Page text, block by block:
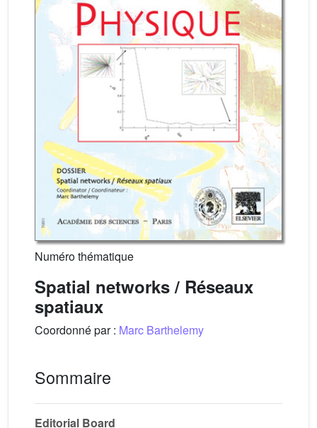
Numéro thématique
Spatial networks / Réseaux
spatiaux
Coordonné par : Marc Barthelemy
Sommaire
Editorial Board